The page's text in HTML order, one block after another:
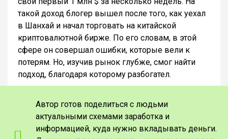
такой доход блогер вышел после того, как уехал
в Шанхай и начал торговать на китайской
криптовалютной бирже. По его словам, в этой
сфере он совершал ошибки, которые вели к
потерям. Но, изучив рынок глубже, смог найти
подход, благодаря которому разбогател.
Автор готов поделиться с людьми
актуальными схемами заработка и
информацией, куда нужно вкладывать деньги.